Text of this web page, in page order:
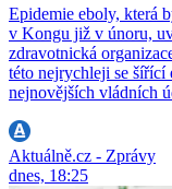
Epidemie eboly, která
v Kongu již v únoru,
zdravotnická
této nejrychleji se
nejnovějších vládních
Aktuálně.cz - Zprávy
dnes, 18:25